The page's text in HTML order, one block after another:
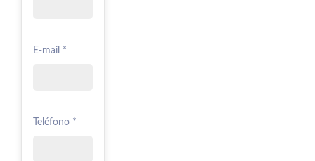
E-mail *
Teléfono *